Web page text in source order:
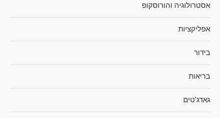
אסטרולוגיה והורוסקופ
אפליקציות
בידור
בריאות
גאדג'טים